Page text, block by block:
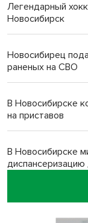
Легендарный
Новосибирск
Новосибирец
раненых на СВО
В Новосибирске
на приставов
В Новосибирске
В Новосибирске